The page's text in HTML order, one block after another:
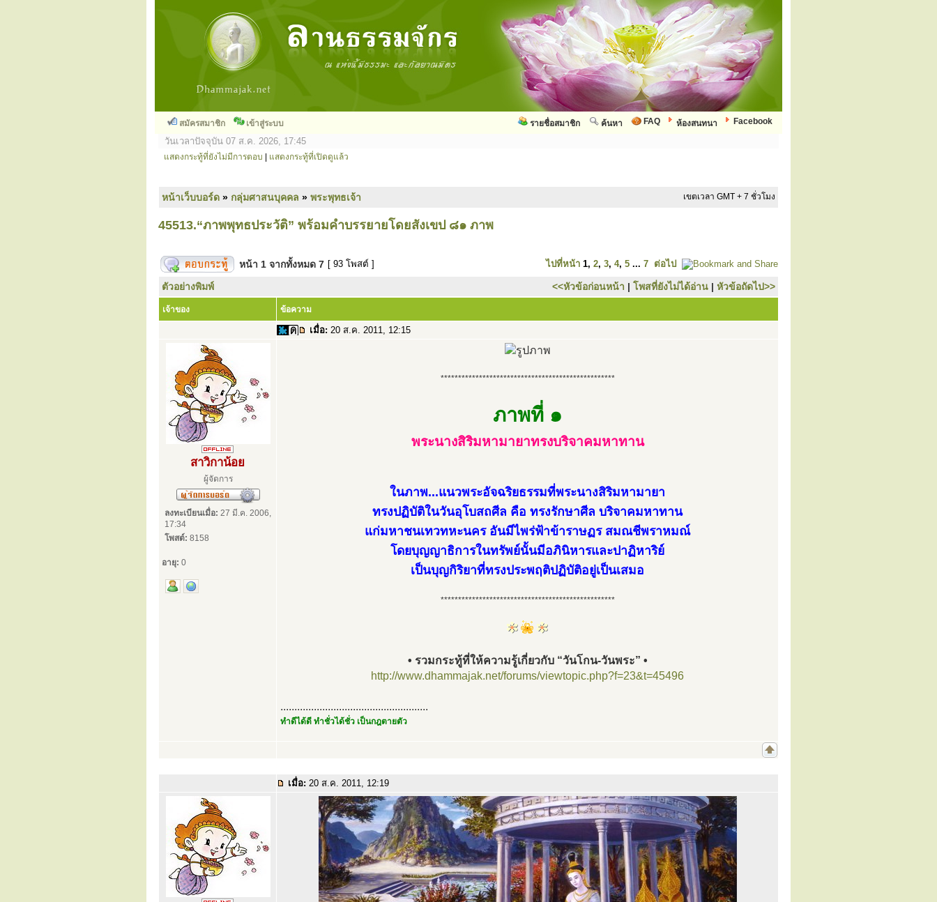
สมัครสมาชิก เข้าสู่ระบบ Facebook
ห้องสนทนา
FAQ
ค้นหา
รายชื่อสมาชิก
วันเวลาปัจจุบัน 07 ส.ค. 2026, 17:45
แสดงกระทู้ที่ยังไม่มีการตอบ แสดงกระทู้ที่เปิดดูแล้ว
หน้าเว็บบอร์ด » กลุ่มศาสนบุคคล » พระพุทธเจ้า เขตเวลา GMT + 7 ชั่วโมง
45513.“ภาพพุทธประวัติ” พร้อมคำบรรยายโดยสังเขป ๘๑ ภาพ
หน้า 1 จากทั้งหมด 7 [ 93 โพสต์ ] ไปที่หน้า 1, 2, 3, 4, 5 ... 7 ต่อไป
ตัวอย่างพิมพ์ <<หัวข้อก่อนหน้า | โพสที่ยังไม่ได้อ่าน | หัวข้อถัดไป>>
เจ้าของ ข้อความ
เมื่อ: 20 ส.ค. 2011, 12:15
สาวิกาน้อย
ผู้จัดการ
ลงทะเบียนเมื่อ: 27 มี.ค. 2006,
17:34
โพสต์: 8158
อายุ: 0
**************************************************
ภาพที่ ๑
พระนางสิริมหามายาทรงบริจาคมหาทาน
ในภาพ...แนวพระอัจฉริยธรรมที่พระนางสิริมหามายา
ทรงปฏิบัติในวันอุโบสถศีล คือ ทรงรักษาศีล บริจาคมหาทาน
แก่มหาชนเทวทหะนคร อันมีไพร่ฟ้าข้าราษฏร สมณชีพราหมณ์
โดยบุญญาธิการในทรัพย์นั้นมีอภินิหารและปาฏิหาริย์
เป็นบุญกิริยาที่ทรงประพฤติปฏิบัติอยู่เป็นเสมอ
**************************************************
• รวมกระทู้ที่ให้ความรู้เกี่ยวกับ “วันโกน-วันพระ” •
http://www.dhammajak.net/forums/viewtopic.php?f=23&t=45496
.....................................................
ทำดีได้ดี ทำชั่วได้ชั่ว เป็นกฎตายตัว
เมื่อ: 20 ส.ค. 2011, 12:19